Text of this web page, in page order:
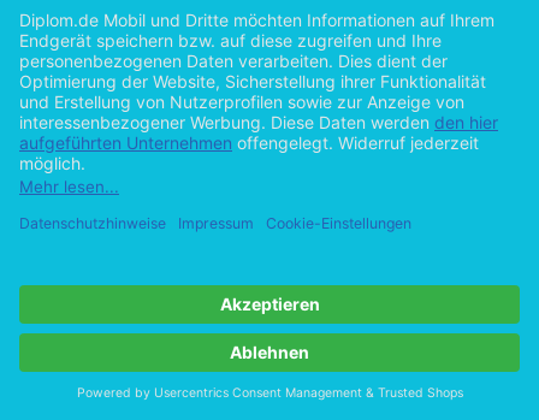
Hilfe/FAQ
Impressum
Datenschutz
AGB
Vertrag widerrufen
Zur Desktop-Version
Copyright ©Imprint in der Bedey & Thoms Media GmbH
byOpen Publishing